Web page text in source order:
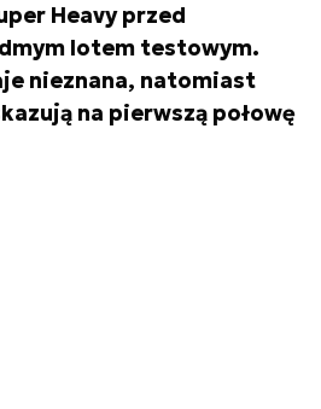
Heavy przed
lotem testowym.
nieznana, natomiast
na pierwszą połowę